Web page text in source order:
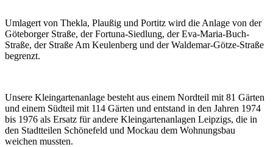
Umlagert von Thekla, Plaußig und Portitz wird die Anlage von der
Göteborger Straße, der Fortuna-Siedlung, der Eva-Maria-Buch-
Straße, der Straße Am Keulenberg und der Waldemar-Götze-Straße
begrenzt.
Unsere Kleingartenanlage besteht aus einem Nordteil mit 81 Gärten
und einem Südteil mit 114 Gärten und entstand in den Jahren 1974
bis 1976 als Ersatz für andere Kleingartenanlagen Leipzigs, die in
den Stadtteilen Schönefeld und Mockau dem Wohnungsbau
weichen mussten.